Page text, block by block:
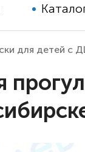
для детей
средства
для взрослых
для детей с